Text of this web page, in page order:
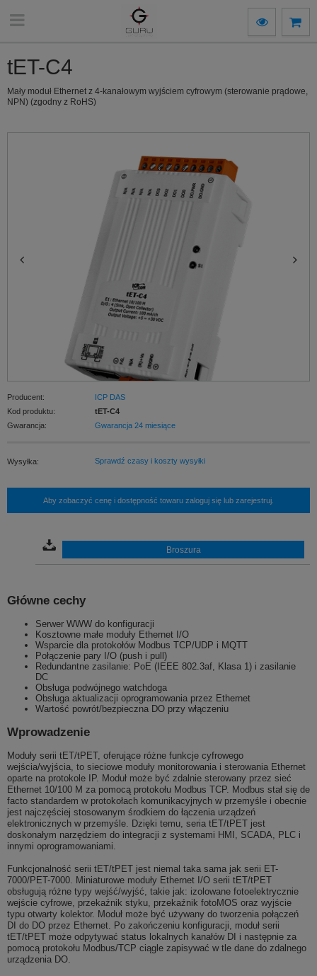
tET-C4
Mały moduł Ethernet z 4-kanałowym wyjściem cyfrowym (sterowanie prądowe,
NPN) (zgodny z RoHS)
Producent:
ICP DAS
Kod produktu:
tET-C4
Gwarancja:
Gwarancja 24 miesiące
Wysyłka: Sprawdź czasy i koszty wysyłki
Aby zobaczyć cenę i dostępność towaru zaloguj się lub zarejestruj.
Broszura
Główne cechy
Serwer WWW do konfiguracji
Kosztowne małe moduły Ethernet I/O
Wsparcie dla protokołów Modbus TCP/UDP i MQTT
Połączenie pary I/O (push i pull)
Redundantne zasilanie: PoE (IEEE 802.3af, Klasa 1) i zasilanie
DC
Obsługa podwójnego watchdoga
Obsługa aktualizacji oprogramowania przez Ethernet
Wartość powrót/bezpieczna DO przy włączeniu
Wprowadzenie
Moduły serii tET/tPET, oferujące różne funkcje cyfrowego
wejścia/wyjścia, to sieciowe moduły monitorowania i sterowania Ethernet
oparte na protokole IP. Moduł może być zdalnie sterowany przez sieć
Ethernet 10/100 M za pomocą protokołu Modbus TCP. Modbus stał się de
facto standardem w protokołach komunikacyjnych w przemyśle i obecnie
jest najczęściej stosowanym środkiem do łączenia urządzeń
elektronicznych w przemyśle. Dzięki temu, seria tET/tPET jest
doskonałym narzędziem do integracji z systemami HMI, SCADA, PLC i
innymi oprogramowaniami.
Funkcjonalność serii tET/tPET jest niemal taka sama jak serii ET-
7000/PET-7000. Miniaturowe moduły Ethernet I/O serii tET/tPET
obsługują różne typy wejść/wyjść, takie jak: izolowane fotoelektrycznie
wejście cyfrowe, przekaźnik styku, przekaźnik fotoMOS oraz wyjście
typu otwarty kolektor. Moduł może być używany do tworzenia połączeń
DI do DO przez Ethernet. Po zakończeniu konfiguracji, moduł serii
tET/tPET może odpytywać status lokalnych kanałów DI i następnie za
pomocą protokołu Modbus/TCP ciągle zapisywać w tle dane do zdalnego
urządzenia DO.